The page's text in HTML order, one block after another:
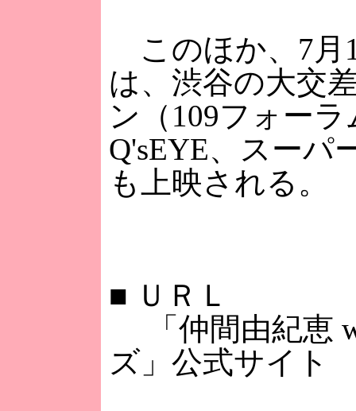
このほか、7月
は、渋谷の大交
ン（109フォー
Q'sEYE、スーパ
も上映される。
■ ＵＲＬ
「仲間由紀恵
ズ」公式サイト